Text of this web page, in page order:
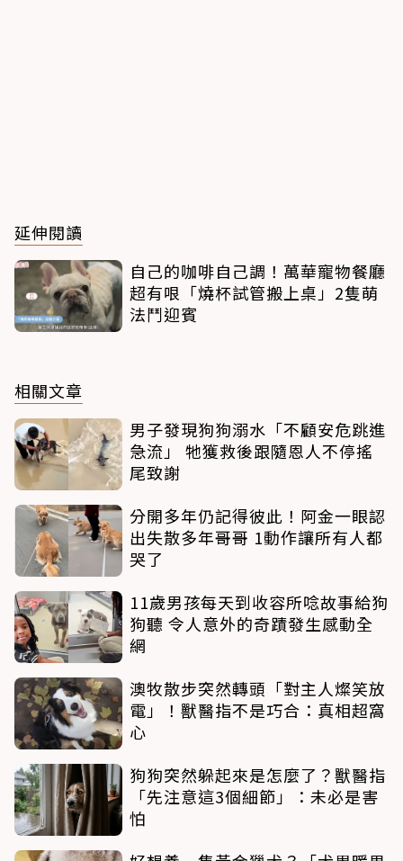
延伸閱讀
自己的咖啡自己調！萬華寵物餐廳
超有哏「燒杯試管搬上桌」2隻萌
法鬥迎賓
相關文章
男子發現狗狗溺水「不顧安危跳進
急流」 牠獲救後跟隨恩人不停搖
尾致謝
分開多年仍記得彼此！阿金一眼認
出失散多年哥哥 1動作讓所有人都
哭了
11歲男孩每天到收容所唸故事給狗
狗聽 令人意外的奇蹟發生感動全
網
澳牧散步突然轉頭「對主人燦笑放
電」！獸醫指不是巧合：真相超窩
心
狗狗突然躲起來是怎麼了？獸醫指
「先注意這3個細節」：未必是害
怕